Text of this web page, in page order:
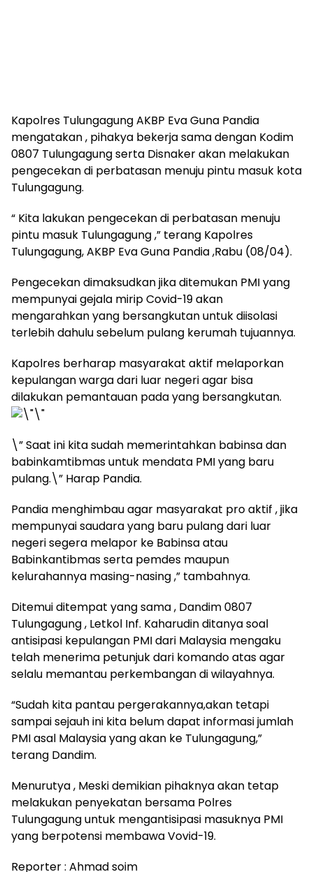
Kapolres Tulungagung AKBP Eva Guna Pandia
mengatakan , pihakya bekerja sama dengan Kodim
0807 Tulungagung serta Disnaker akan melakukan
pengecekan di perbatasan menuju pintu masuk kota
Tulungagung.
“ Kita lakukan pengecekan di perbatasan menuju
pintu masuk Tulungagung ,” terang Kapolres
Tulungagung, AKBP Eva Guna Pandia ,Rabu (08/04).
Pengecekan dimaksudkan jika ditemukan PMI yang
mempunyai gejala mirip Covid-19 akan
mengarahkan yang bersangkutan untuk diisolasi
terlebih dahulu sebelum pulang kerumah tujuannya.
Kapolres berharap masyarakat aktif melaporkan
kepulangan warga dari luar negeri agar bisa
dilakukan pemantauan pada yang bersangkutan.
\” Saat ini kita sudah memerintahkan babinsa dan
babinkamtibmas untuk mendata PMI yang baru
pulang.\” Harap Pandia.
Pandia menghimbau agar masyarakat pro aktif , jika
mempunyai saudara yang baru pulang dari luar
negeri segera melapor ke Babinsa atau
Babinkantibmas serta pemdes maupun
kelurahannya masing-nasing ,” tambahnya.
Ditemui ditempat yang sama , Dandim 0807
Tulungagung , Letkol Inf. Kaharudin ditanya soal
antisipasi kepulangan PMI dari Malaysia mengaku
telah menerima petunjuk dari komando atas agar
selalu memantau perkembangan di wilayahnya.
“Sudah kita pantau pergerakannya,akan tetapi
sampai sejauh ini kita belum dapat informasi jumlah
PMI asal Malaysia yang akan ke Tulungagung,”
terang Dandim.
Menurutya , Meski demikian pihaknya akan tetap
melakukan penyekatan bersama Polres
Tulungagung untuk mengantisipasi masuknya PMI
yang berpotensi membawa Vovid-19.
Reporter : Ahmad soim